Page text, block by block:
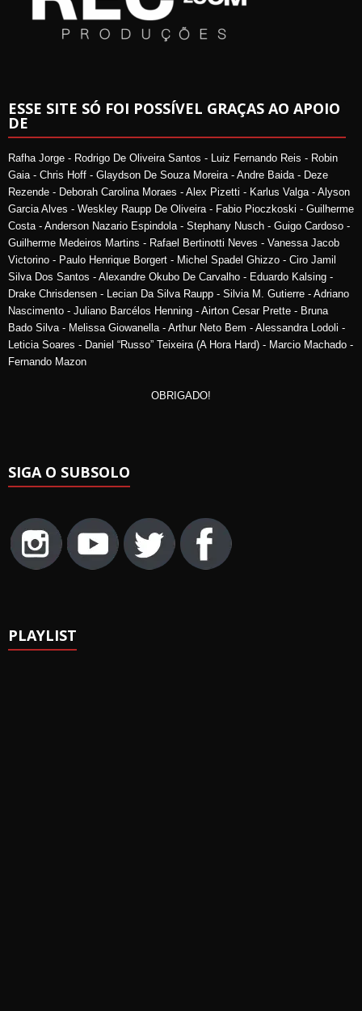
ESSE SITE SÓ FOI POSSÍVEL GRAÇAS AO APOIO
DE
Rafha Jorge - Rodrigo De Oliveira Santos - Luiz Fernando Reis - Robin
Gaia - Chris Hoff - Glaydson De Souza Moreira - Andre Baida - Deze
Rezende - Deborah Carolina Moraes - Alex Pizetti - Karlus Valga - Alyson
Garcia Alves - Weskley Raupp De Oliveira - Fabio Pioczkoski - Guilherme
Costa - Anderson Nazario Espindola - Stephany Nusch - Guigo Cardoso -
Guilherme Medeiros Martins - Rafael Bertinotti Neves - Vanessa Jacob
Victorino - Paulo Henrique Borgert - Michel Spadel Ghizzo - Ciro Jamil
Silva Dos Santos - Alexandre Okubo De Carvalho - Eduardo Kalsing -
Drake Chrisdensen - Lecian Da Silva Raupp - Silvia M. Gutierre - Adriano
Nascimento - Juliano Barcélos Henning - Airton Cesar Prette - Bruna
Bado Silva - Melissa Giowanella - Arthur Neto Bem - Alessandra Lodoli -
Leticia Soares - Daniel “Russo” Teixeira (A Hora Hard) - Marcio Machado -
Fernando Mazon
OBRIGADO!
SIGA O SUBSOLO
PLAYLIST